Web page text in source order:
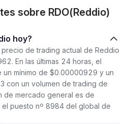
sobre RDO(Reddio)
hoy?
de trading actual de Reddio
En las últimas 24 horas, el
mínimo de $0.00000929 y un
con un volumen de trading de
de mercado general es de
puesto nº 8984 del global de